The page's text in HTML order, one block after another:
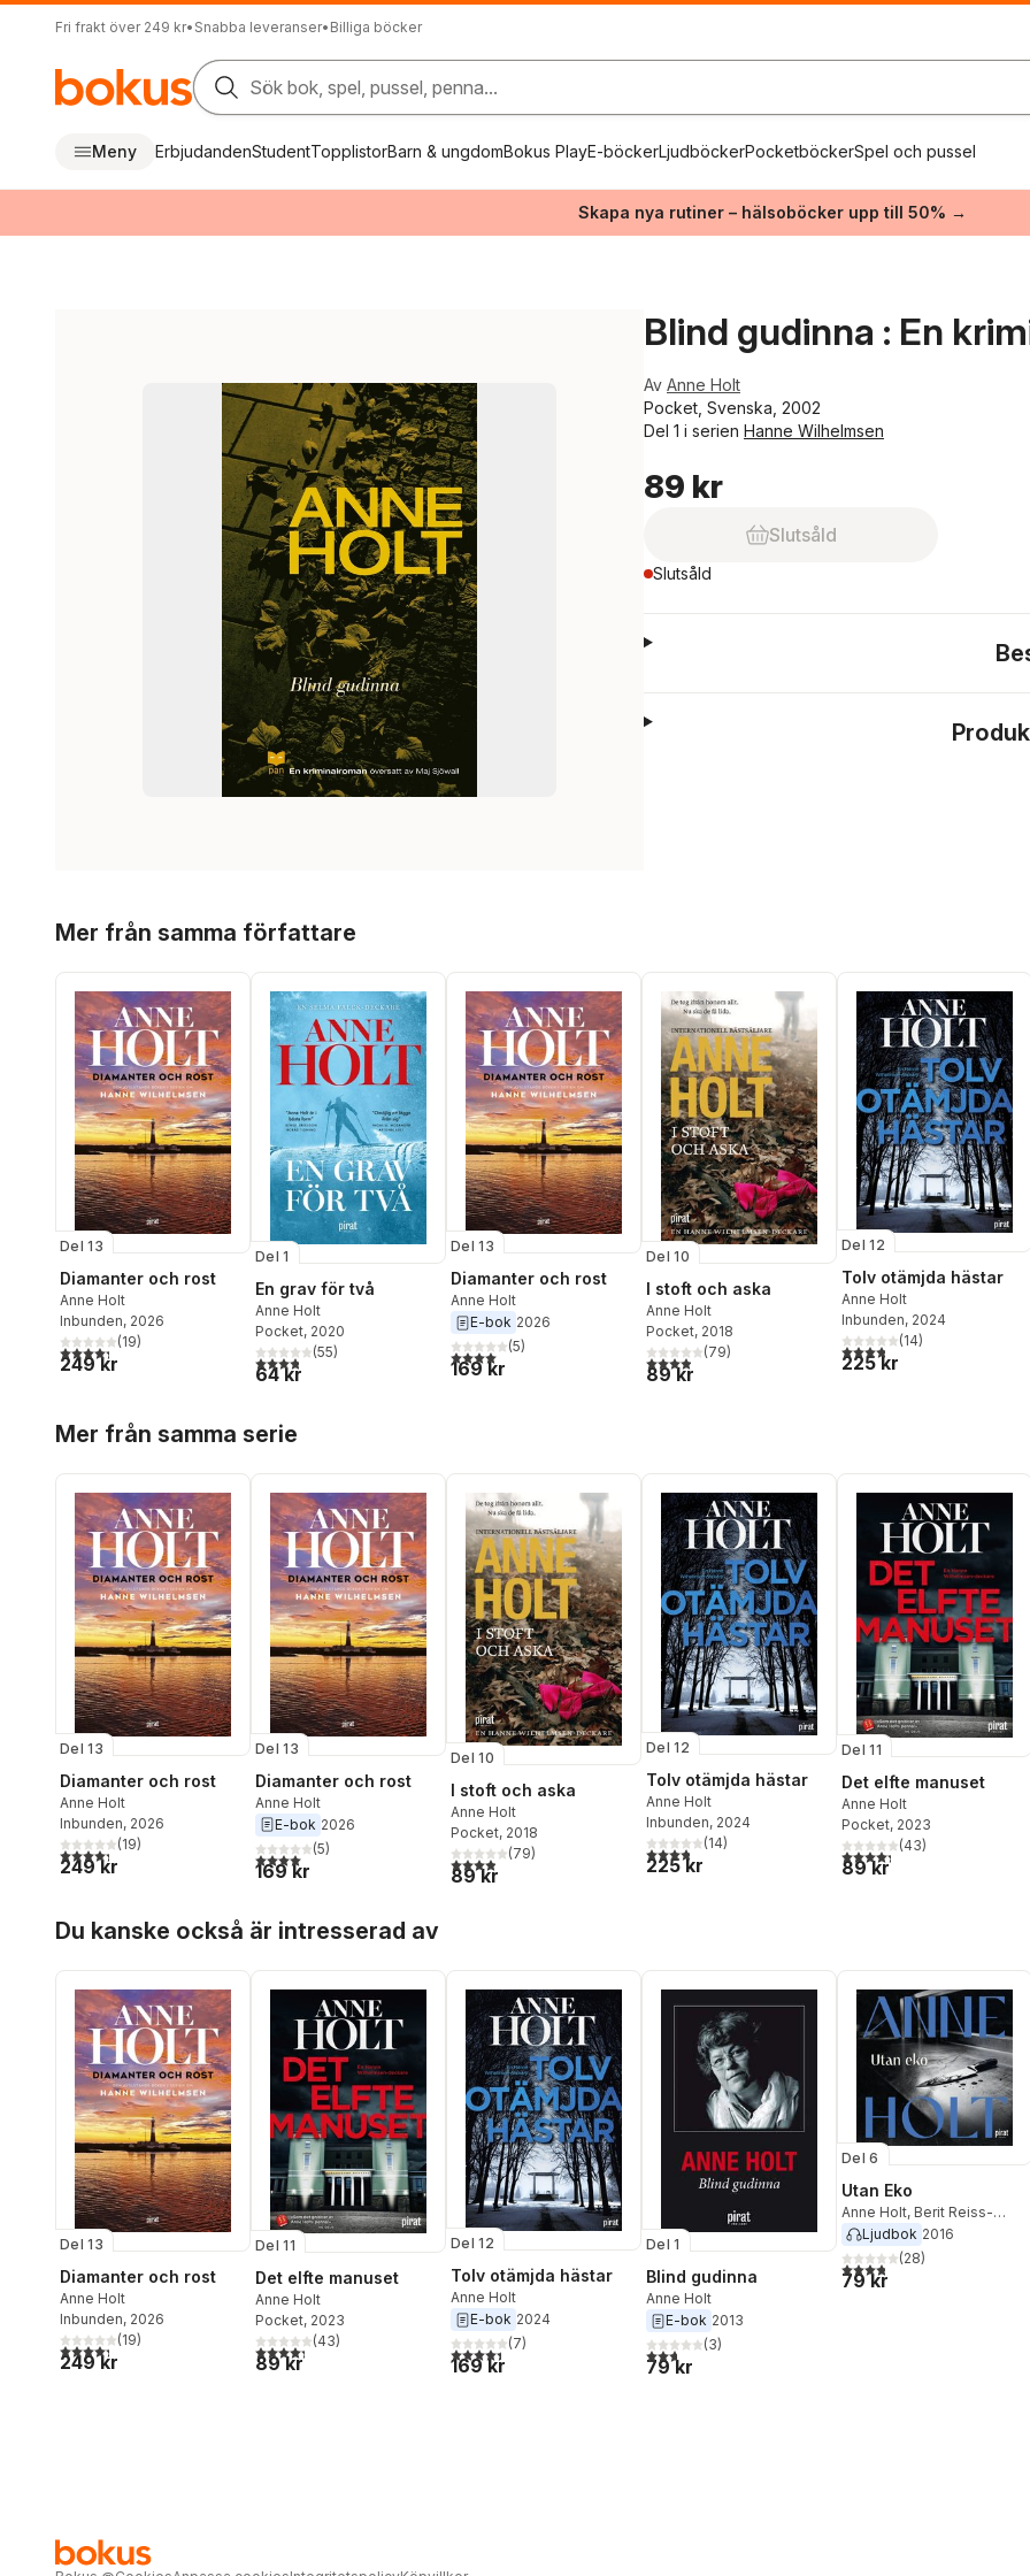
Fri frakt över 249 kr• Snabba leveranser• Billiga böcker
Sök bok, spel, pussel, penna...
Meny ErbjudandenStudentTopplistorBarn & ungdomBokus PlayE-böckerLjudböckerPocketböckerSpel och pussel
Skapa nya rutiner – hälsoböcker upp till 50% →
Blind gudinna : En
Av Anne Holt
Pocket, Svenska, 2002
Del 1 i serien Hanne Wilhelmsen
89 kr
Slutsåld
Slutsåld
Mer från samma författare
Del 13
Diamanter och rost
Anne Holt
Inbunden, 2026
4,3utav 5 stjärnor. Totalt antal röster:
(19)
249 kr
Del 1
En grav för två
Anne Holt
Pocket, 2020
3,8utav 5 stjärnor. Totalt antal röster:
(55)
64 kr
Del 13
Diamanter och rost
Anne Holt
E-bok 2026
4,0utav 5 stjärnor. Totalt antal röster:
(5)
169 kr
Del 10
I stoft och aska
Anne Holt
Pocket, 2018
3,9utav 5 stjärnor. Totalt antal röster:
(79)
89 kr
Del 12
Tolv otämjda hästar
Anne Holt
Inbunden, 2024
3,8utav 5 stjärnor. Totalt
(14)
225 kr
Mer från samma serie
Del 13
Diamanter och rost
Anne Holt
Inbunden, 2026
4,3utav 5 stjärnor. Totalt antal röster:
(19)
249 kr
Del 13
Diamanter och rost
Anne Holt
E-bok 2026
4,0utav 5 stjärnor. Totalt antal röster:
(5)
169 kr
Del 10
I stoft och aska
Anne Holt
Pocket, 2018
3,9utav 5 stjärnor. Totalt antal röster:
(79)
89 kr
Del 12
Tolv otämjda hästar
Anne Holt
Inbunden, 2024
3,8utav 5 stjärnor. Totalt antal röster:
(14)
225 kr
Del 11
Det elfte manuset
Anne Holt
Pocket, 2023
4,3utav 5 stjärnor. Totalt
(43)
89 kr
Du kanske också är intresserad av
Del 13
Diamanter och rost
Anne Holt
Inbunden, 2026
4,3utav 5 stjärnor. Totalt antal röster:
(19)
249 kr
Del 11
Det elfte manuset
Anne Holt
Pocket, 2023
4,3utav 5 stjärnor. Totalt antal röster:
(43)
89 kr
Del 12
Tolv otämjda hästar
Anne Holt
E-bok 2024
4,4utav 5 stjärnor. Totalt antal röster:
(7)
169 kr
Del 1
Blind gudinna
Anne Holt
E-bok 2013
2,7utav 5 stjärnor. Totalt antal röster:
(3)
79 kr
Del 6
Utan Eko
Anne Holt, Berit Reiss-
Andersen
Ljudbok 2016
3,8utav 5 stjärnor. Totalt
(28)
79 kr